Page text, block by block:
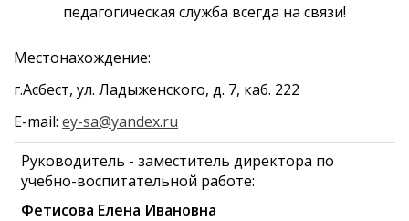
педагогическая служба всегда на связи!
Местонахождение:
г.Асбест, ул. Ладыженского, д. 7, каб. 222
E-mail: ey-sa@yandex.ru
Руководитель - заместитель директора по
учебно-воспитательной работе:
Фетисова Елена Ивановна